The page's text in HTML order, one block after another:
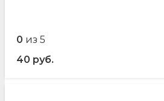
0 из 5
40 руб.